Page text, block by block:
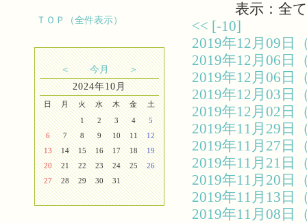
ＴＯＰ（全件表示）
＜ 今月
＞
2024年10月
日 月 火 水 木 金
土
1
2 3 4
5
6
7 8 9 10 11
12
13
14 15 16 17 18
19
20
21 22 23 24 25
26
27
28 29 30 31
表示：全て
<< [-10]
2019年12月09
2019年12月06
2019年12月06
2019年12月03
2019年12月02
2019年11月29
2019年11月27
2019年11月21
2019年11月20
2019年11月13
2019年11月08